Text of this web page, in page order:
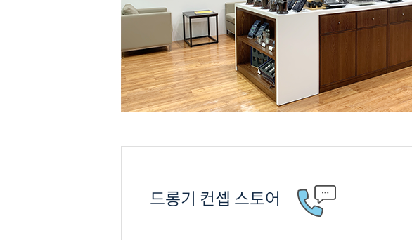
드롱기 컨셉 스토어